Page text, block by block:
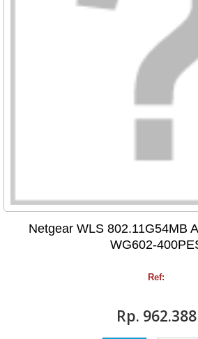
Netgear WLS 802.11G54MB
WG602-
Ref:
Rp‎. 962.388